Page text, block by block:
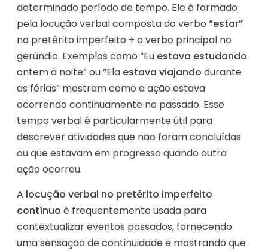
determinado período de tempo. Ele é formado
pela locução verbal composta do verbo “estar”
no pretérito imperfeito + o verbo principal no
gerúndio. Exemplos como “Eu estava estudando
ontem à noite” ou “Ela estava viajando durante
as férias” mostram como a ação estava
ocorrendo continuamente no passado. Esse
tempo verbal é particularmente útil para
descrever atividades que não foram concluídas
ou que estavam em progresso quando outra
ação ocorreu.
A locução verbal no pretérito imperfeito
contínuo é frequentemente usada para
contextualizar eventos passados, fornecendo
uma sensação de continuidade e mostrando que